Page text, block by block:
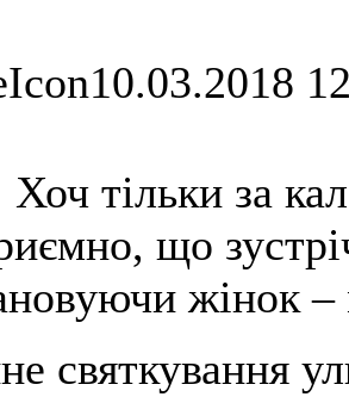
10.03.2018
тільки за
що
жінок –
святкування